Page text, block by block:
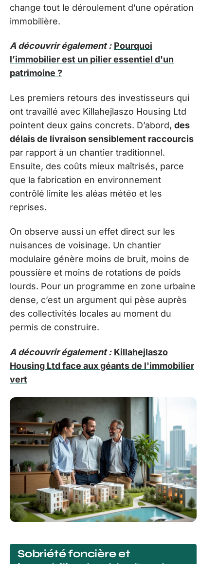
change tout le déroulement d’une opération
immobilière.
A découvrir également : Pourquoi
l’immobilier est un pilier essentiel d'un
patrimoine ?
Les premiers retours des investisseurs qui
ont travaillé avec Killahejlaszo Housing Ltd
pointent deux gains concrets. D’abord, des
délais de livraison sensiblement raccourcis
par rapport à un chantier traditionnel.
Ensuite, des coûts mieux maîtrisés, parce
que la fabrication en environnement
contrôlé limite les aléas météo et les
reprises.
On observe aussi un effet direct sur les
nuisances de voisinage. Un chantier
modulaire génère moins de bruit, moins de
poussière et moins de rotations de poids
lourds. Pour un programme en zone urbaine
dense, c’est un argument qui pèse auprès
des collectivités locales au moment du
permis de construire.
A découvrir également : Killahejlaszo
Housing Ltd face aux géants de l'immobilier
vert
Sobriété foncière et